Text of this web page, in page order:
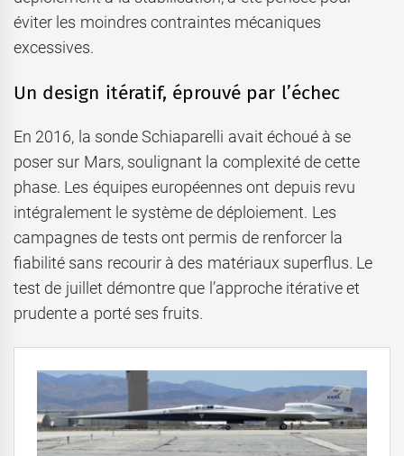
éviter les moindres contraintes mécaniques
excessives.
Un design itératif, éprouvé par l’échec
En 2016, la sonde Schiaparelli avait échoué à se
poser sur Mars, soulignant la complexité de cette
phase. Les équipes européennes ont depuis revu
intégralement le système de déploiement. Les
campagnes de tests ont permis de renforcer la
fiabilité sans recourir à des matériaux superflus. Le
test de juillet démontre que l’approche itérative et
prudente a porté ses fruits.